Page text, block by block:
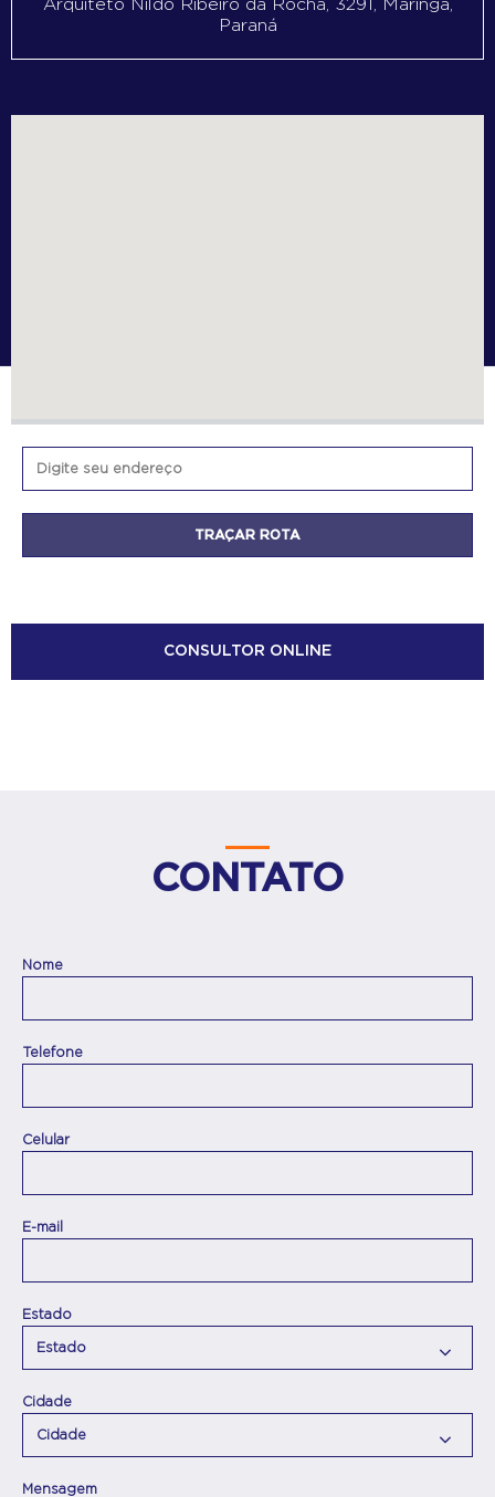
Arquiteto Nildo Ribeiro da Rocha, 3291, Maringá,
Paraná
CONSULTOR ONLINE
CONTATO
Nome
Telefone
Celular
E-mail
Estado
Cidade
Mensagem